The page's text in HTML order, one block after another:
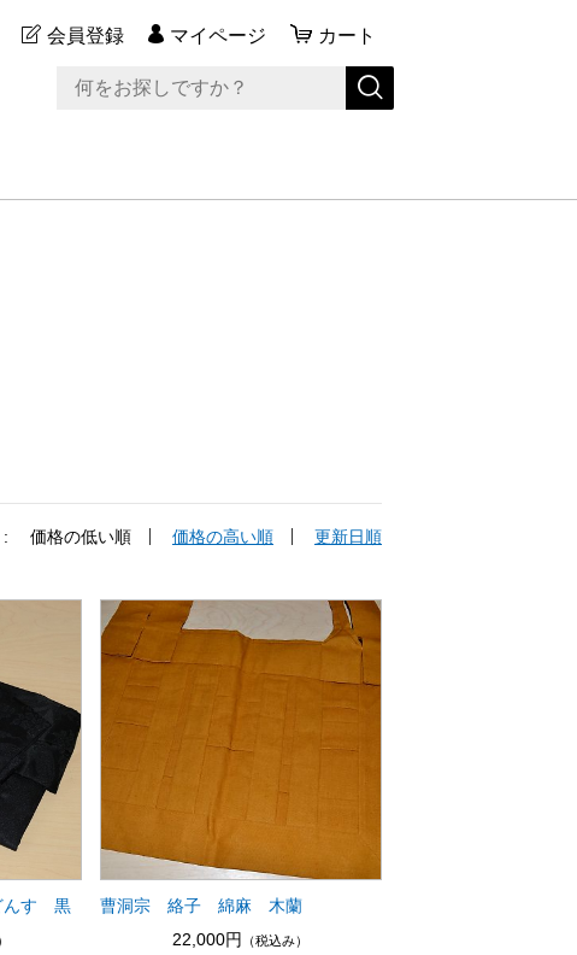
会員登録 マイページ カート
価格の低い順 価格の高い順 更新日順
んす 黒
曹洞宗 絡子 綿麻 木蘭
22,000円
（税込み）